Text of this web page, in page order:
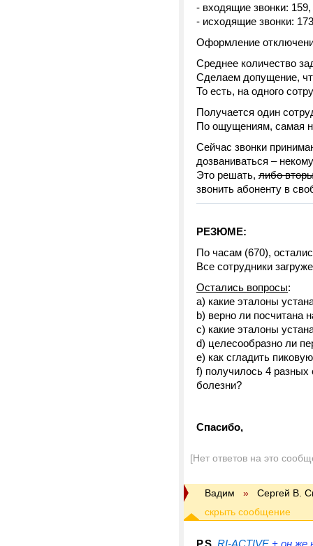
- входящие звонки:
- исходящие звонки:
Оформление
Среднее количество
Сделаем допущение,
То есть, на одного
Получается один
По ощущениям, самая
Сейчас звонки
дозваниваться –
Это решать, либо
звонить абоненту в
РЕЗЮМЕ:
По часам (670),
Все сотрудники
Остались вопросы:
a) какие эталоны
b) верно ли посчитана
c) какие эталоны
d) целесообразно ли
e) как сгладить
f) получилось 4
болезни?
Спасибо,
[Нет ответов на это
Вадим » Сергей В.
P.S. RI-ACTIVE + он же